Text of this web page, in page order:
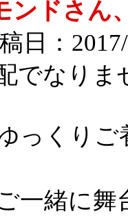
ンドさん
日：
でなりま
っくり
一緒に